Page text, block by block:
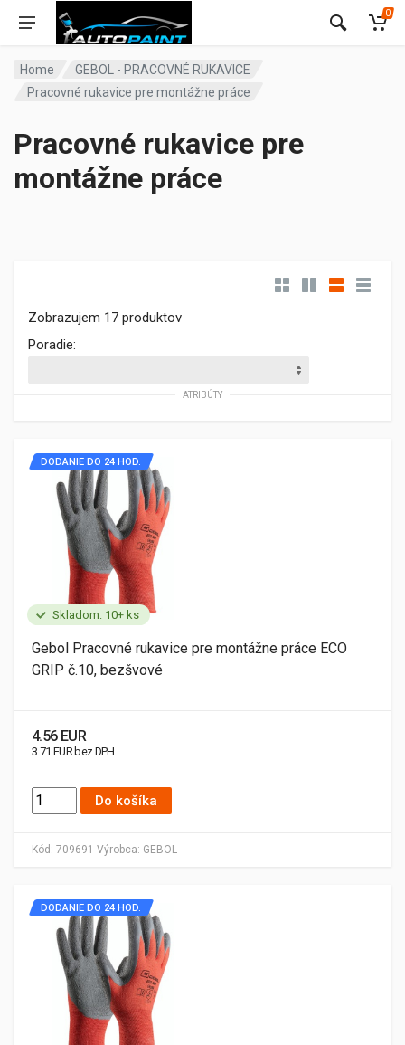
0
Home
GEBOL - PRACOVNÉ RUKAVICE
Pracovné rukavice pre montážne práce
Pracovné rukavice pre
montážne práce
Zobrazujem 17 produktov
Poradie:
ATRIBÚTY
Skladom: 10+ ks
Kód: 709691 Výrobca: GEBOL
DODANIE DO 24 HOD.
Gebol Pracovné rukavice pre montážne práce ECO
GRIP č.10, bezšvové
4.56 EUR
3.71 EUR bez DPH
Do košíka
DODANIE DO 24 HOD.